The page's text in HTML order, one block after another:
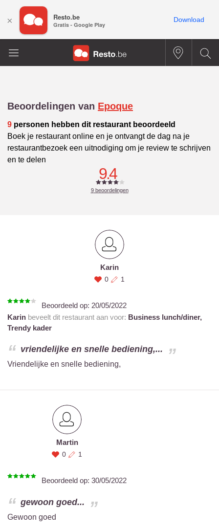
Beoordelingen van Epoque
9 personen hebben dit restaurant beoordeeld
Boek je restaurant online en je ontvangt de dag na je
restaurantbezoek een uitnodiging om je review te schrijven
en te delen
9.4
9beoordelingen
Karin
0 1
Beoordeeld op: 20/05/2022
Karin beveelt dit restaurant aan voor: Business lunch/diner,
Trendy kader
vriendelijke en snelle bediening,...
Vriendelijke en snelle bediening,
Martin
0 1
Beoordeeld op: 30/05/2022
gewoon goed...
Gewoon goed
× Resto.be
Gratis - Google Play
Download